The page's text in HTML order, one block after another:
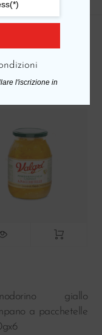
giallo
a pacchetelle
l'iscrizione in